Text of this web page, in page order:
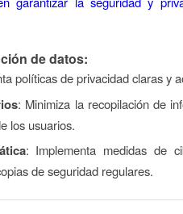
de datos:
políticas de privacidad claras y
: Minimiza la recopilación de
los usuarios.
: Implementa medidas de
de seguridad regulares.